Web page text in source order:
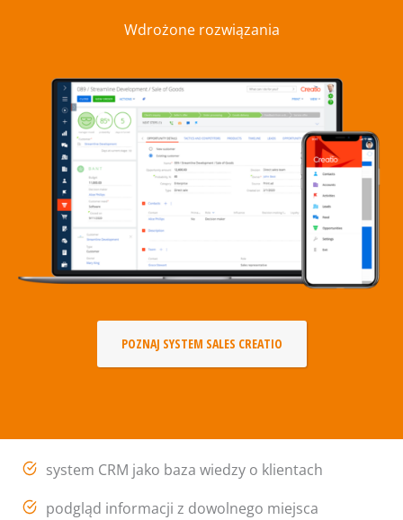
Wdrożone rozwiązania
POZNAJ SYSTEM SALES CREATIO
system CRM jako baza wiedzy o klientach
podgląd informacji z dowolnego miejsca